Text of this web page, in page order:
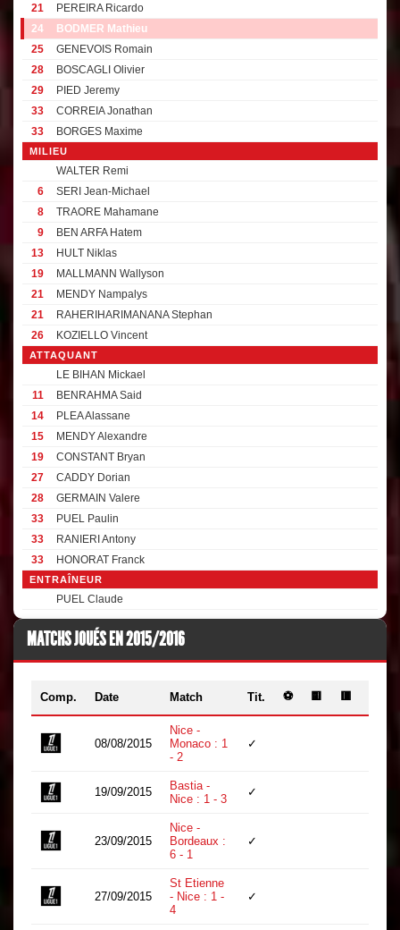
21
PEREIRA Ricardo
24
BODMER Mathieu
25
GENEVOIS Romain
28
BOSCAGLI Olivier
29
PIED Jeremy
33
CORREIA Jonathan
33
BORGES Maxime
MILIEU
WALTER Remi
6
SERI Jean-Michael
8
TRAORE Mahamane
9
BEN ARFA Hatem
13
HULT Niklas
19
MALLMANN Wallyson
21
MENDY Nampalys
21
RAHERIHARIMANANA Stephan
26
KOZIELLO Vincent
ATTAQUANT
LE BIHAN Mickael
11
BENRAHMA Said
14
PLEA Alassane
15
MENDY Alexandre
19
CONSTANT Bryan
27
CADDY Dorian
28
GERMAIN Valere
33
PUEL Paulin
33
RANIERI Antony
33
HONORAT Franck
ENTRAÎNEUR
PUEL Claude
MATCHS JOUÉS EN 2015/2016
Comp. Date Match Tit. ⚽ 🟨 🟥
08/08/2015
Nice -
Monaco : 1
- 2
✓
19/09/2015
Bastia -
Nice : 1 - 3
✓
23/09/2015
Nice -
Bordeaux :
6 - 1
✓
27/09/2015
St Etienne
- Nice : 1 -
4
✓